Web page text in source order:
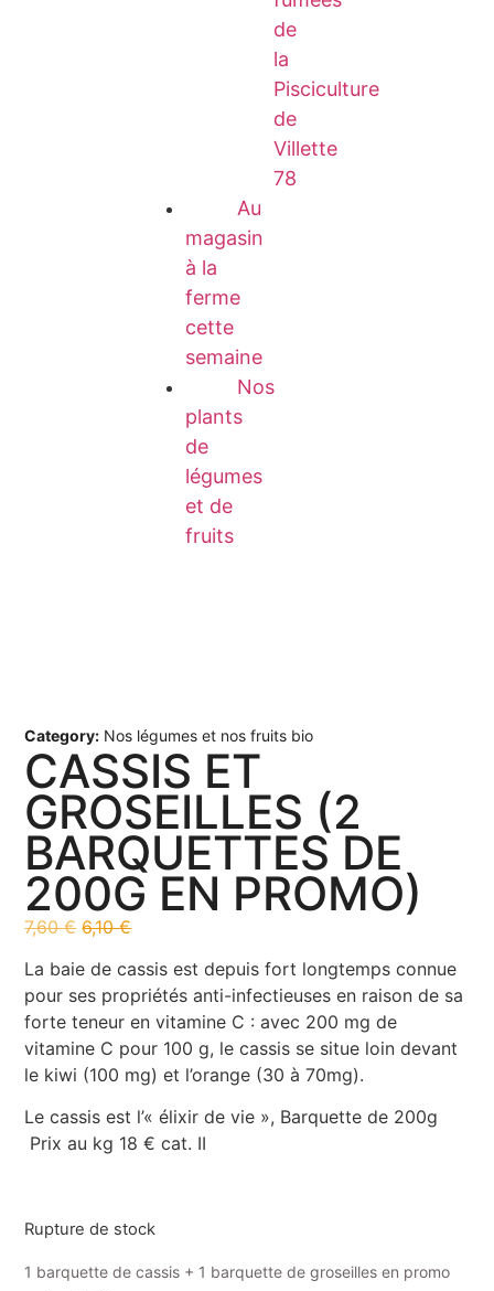
de
la
Pisciculture
de
Villette
78
Au
magasin
à la
ferme
cette
semaine
Nos
plants
de
légumes
et de
fruits
Category: Nos légumes et nos fruits bio
CASSIS ET
GROSEILLES (2
BARQUETTES DE
200G EN PROMO)
7,60€ 6,10€
La baie de cassis est depuis fort longtemps connue
pour ses propriétés anti-infectieuses en raison de sa
forte teneur en vitamine C : avec 200 mg de
vitamine C pour 100 g, le cassis se situe loin devant
le kiwi (100 mg) et l’orange (30 à 70mg).
Le cassis est l’« élixir de vie », Barquette de 200g
Prix au kg 18 € cat. II
Rupture de stock
1 barquette de cassis + 1 barquette de groseilles en promo